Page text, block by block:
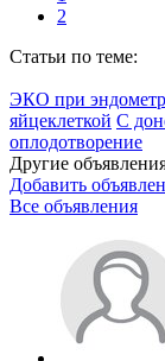
2
Статьи по теме:
ЭКО при
яйцеклеткой С
оплодотворение
Другие
Добавить
Все объявления